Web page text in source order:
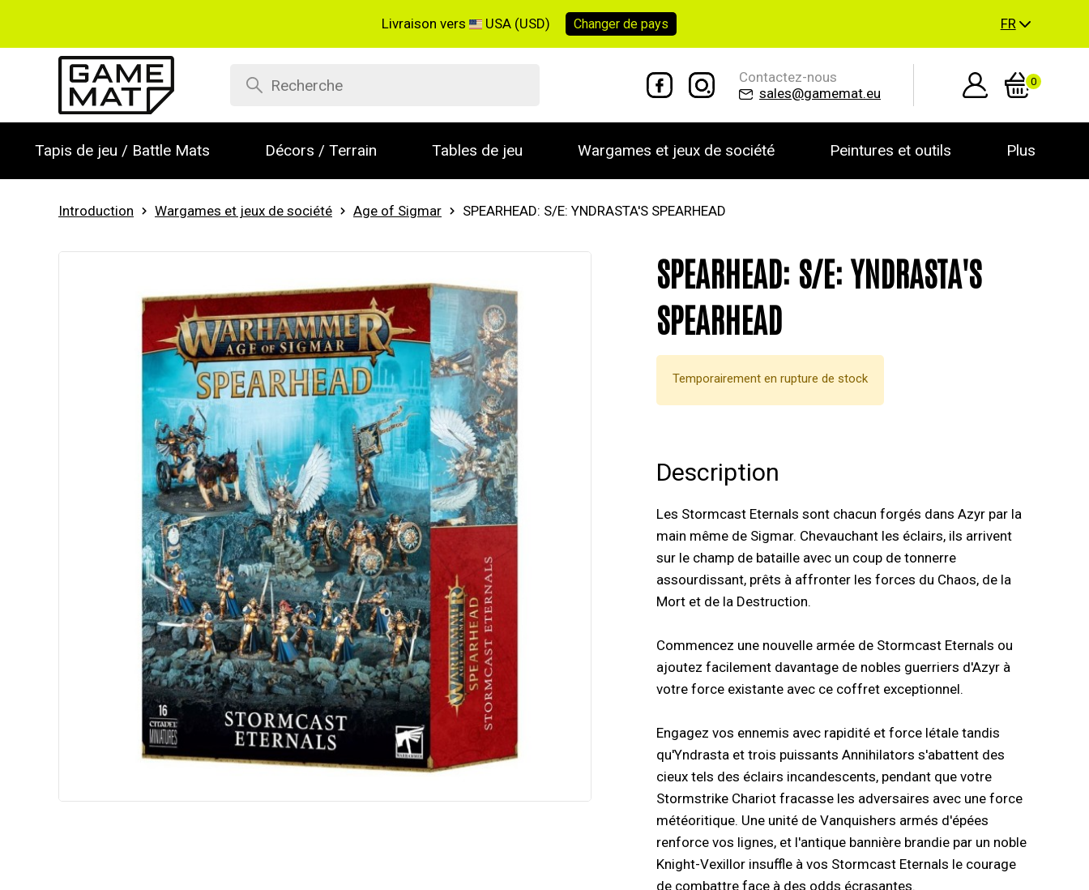
Livraison vers USA (USD) Changer depays FR
Contactez-nous
sales@gamemat.eu
0
Tapis de jeu / Battle Mats Décors / Terrain Tables de jeu Wargames et jeux de société Peintures et outils Plus
Introduction Wargames et jeux de société Age of Sigmar SPEARHEAD: S/E: YNDRASTA'S SPEARHEAD
SPEARHEAD: S/E: YNDRASTA'S
SPEARHEAD
Temporairement en rupture de stock
Description
Les Stormcast Eternals sont chacun forgés dans Azyr par la
main même de Sigmar. Chevauchant les éclairs, ils arrivent
sur le champ de bataille avec un coup de tonnerre
assourdissant, prêts à affronter les forces du Chaos, de la
Mort et de la Destruction.
Commencez une nouvelle armée de Stormcast Eternals ou
ajoutez facilement davantage de nobles guerriers d'Azyr à
votre force existante avec ce coffret exceptionnel.
Engagez vos ennemis avec rapidité et force létale tandis
qu'Yndrasta et trois puissants Annihilators s'abattent des
cieux tels des éclairs incandescents, pendant que votre
Stormstrike Chariot fracasse les adversaires avec une force
météoritique. Une unité de Vanquishers armés d'épées
renforce vos lignes, et l'antique bannière brandie par un noble
Knight-Vexillor insuffle à vos Stormcast Eternals le courage
de combattre face à des odds écrasantes.